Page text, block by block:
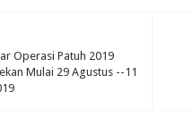
Operasi Patuh 2019
Mulai 29 Agustus --11